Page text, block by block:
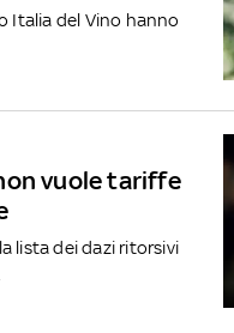
Italia del Vino hanno
vuole tariffe
lista dei dazi ritorsivi